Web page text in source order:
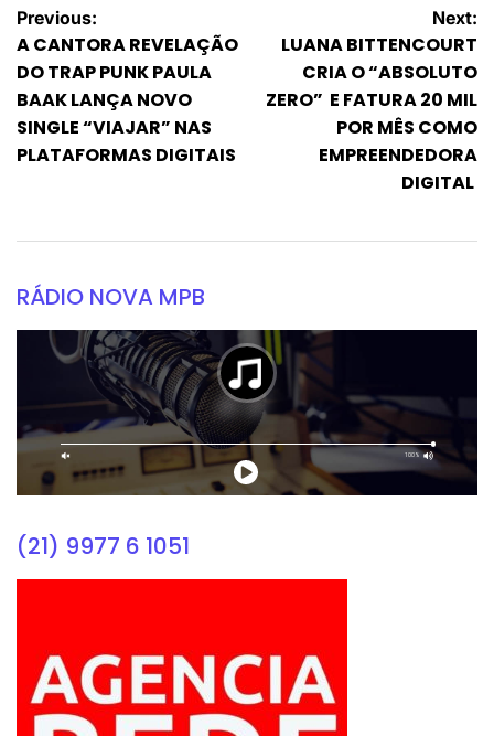
Previous:
A CANTORA REVELAÇÃO
DO TRAP PUNK PAULA
BAAK LANÇA NOVO
SINGLE “VIAJAR” NAS
PLATAFORMAS DIGITAIS
Next:
LUANA BITTENCOURT
CRIA O “ABSOLUTO
ZERO” E FATURA 20 MIL
POR MÊS COMO
EMPREENDEDORA
DIGITAL
RÁDIO NOVA MPB
(21) 9977 6 1051